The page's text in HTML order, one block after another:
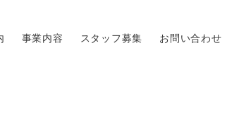
事業内容 スタッフ募集 お問い合わせ